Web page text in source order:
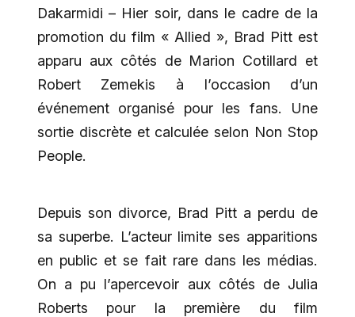
Dakarmidi – Hier soir, dans le cadre de la
promotion du film « Allied », Brad Pitt est
apparu aux côtés de Marion Cotillard et
Robert Zemekis à l’occasion d’un
événement organisé pour les fans. Une
sortie discrète et calculée selon Non Stop
People.
Depuis son divorce, Brad Pitt a perdu de
sa superbe. L’acteur limite ses apparitions
en public et se fait rare dans les médias.
On a pu l’apercevoir aux côtés de Julia
Roberts pour la première du film